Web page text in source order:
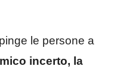
le persone a
incerto, la